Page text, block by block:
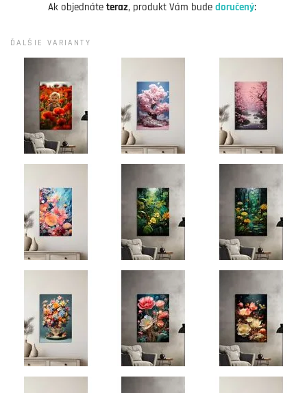
Ak objednáte teraz, produkt Vám bude doručený:
ĎALŠIE VARIANTY